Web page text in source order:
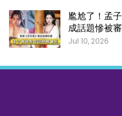
尷尬了！孟
成話題慘被審
Jul 10, 2026